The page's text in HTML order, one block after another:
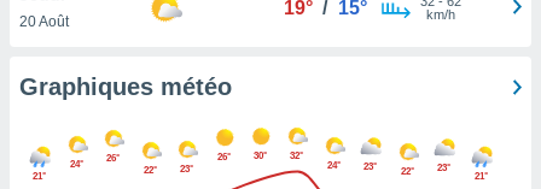
sur le
ne
20 Août
19° / 15°
km/h
Graphiques météo
21°
24°
26°
22°
23°
26° 30°
32°
24°
23° 22° 23°
21°